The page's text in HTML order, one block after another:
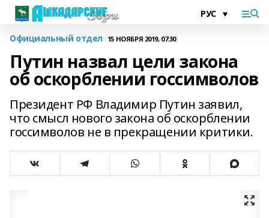
Официальный отдел 15 НОЯБРЯ 2019, 07:30
Путин назвал цели закона
об оскорблении госсимволов
Президент РФ Владимир Путин заявил,
что смысл нового закона об оскорблении
госсимволов не в прекращении критики.